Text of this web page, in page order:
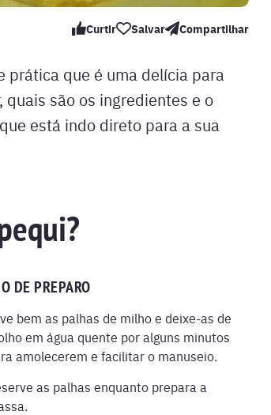
Curtir Salvar Compartilhar
prática que é uma delícia para
quais são os ingredientes e o
está indo direto para a sua
DE PREPARO
bem as palhas de milho e deixe-as de
em água quente por alguns minutos
amolecerem e facilitar o manuseio.
as palhas enquanto prepara a